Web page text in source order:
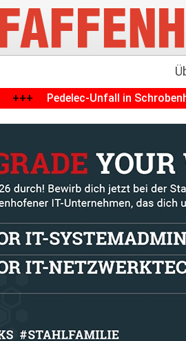
Unfall in Schrobenhausen: 62-